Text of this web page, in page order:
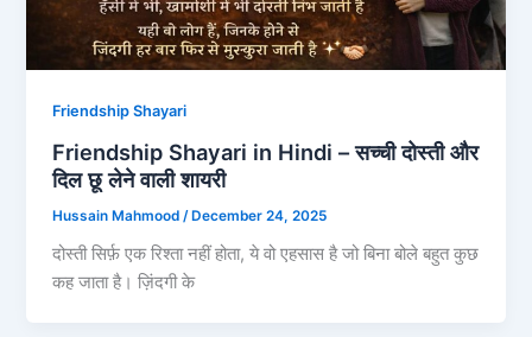
Friendship Shayari
Friendship Shayari in Hindi – सच्ची दोस्ती और
दिल छू लेने वाली शायरी
Hussain Mahmood /December 24, 2025
दोस्ती सिर्फ़ एक रिश्ता नहीं होता, ये वो एहसास है जो बिना बोले बहुत कुछ
कह जाता है। ज़िंदगी के